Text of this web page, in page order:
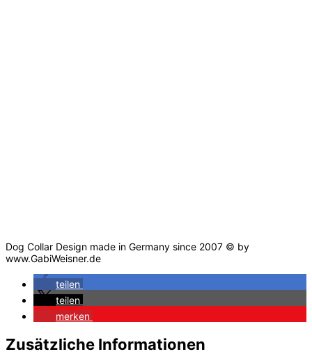
Dog Collar Design made in Germany since 2007 © by
www.GabiWeisner.de
teilen
teilen
merken
Zusätzliche Informationen